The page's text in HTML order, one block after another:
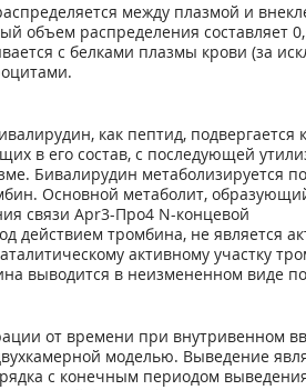
между плазмой и
объем распределения составляет
с белками плазмы крови (за
как пептид, подвергается
в его состав, с последующей
Бивалирудин метаболизируется
Основной метаболит,
связи Арr3-Про4 N-концевой
действием тромбина, не является
активному участку
выводится в неизмененном виде
от времени при внутривенном
моделью. Выведение
с конечным периодом